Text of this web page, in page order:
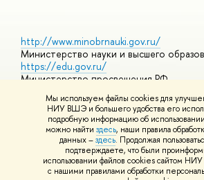
Мы используем файлы cookies для
НИУ ВШЭ и большего удобства его
подробную информацию об
можно найти здесь, наши правила
данных –здесь. Продолжая
подтверждаете, что были
использовании файлов cookies сайтом
с нашими правилами обработки
http://www.minobrnauki.gov.ru/
Министерство науки и высшего
https://edu.gov.ru/
Министерство просвещения РФ
https://elearning.hse.ru/mooc
Массовые открытые онлайн-курсы
© НИУ ВШЭ 1993–2026 Адреса и контакты
использования материалов Политика